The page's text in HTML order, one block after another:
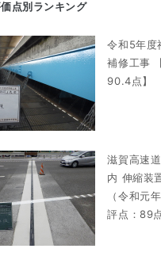
点別ランキング
令和5年度
補修工事
90.4点】
滋賀高速
内 伸縮装
（令和元
評点：89点